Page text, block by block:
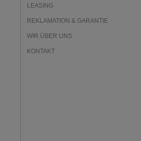
LEASING
REKLAMATION & GARANTIE
WIR ÜBER UNS
KONTAKT